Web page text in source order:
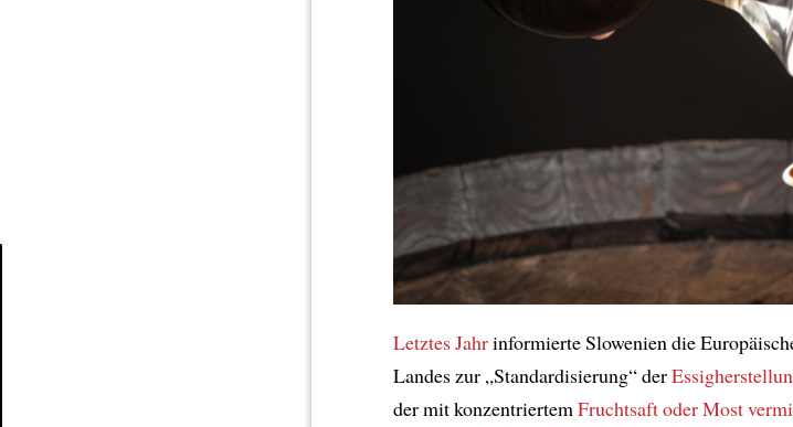
Letztes Jahrinformierte Slowenien die
Landes zur „Standardisierung“ der
der mit konzentriertemFruchtsaft oder Most